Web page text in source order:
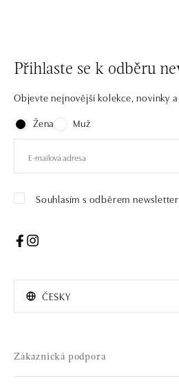
Přihlaste se k odběru
Objevte nejnovější kolekce, novinky
Žena
Muž
Souhlasím s odběrem
ČESKY
Zákaznická podpora